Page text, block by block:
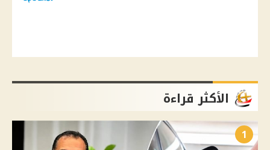
الأكثر قراءة
1